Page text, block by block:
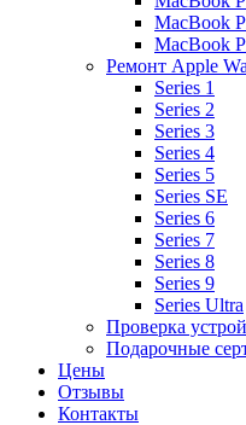
MacBook
MacBook
Ремонт Apple
Series 1
Series 2
Series 3
Series 4
Series 5
Series SE
Series 6
Series 7
Series 8
Series 9
Series Ultra
Проверка
Подарочные
Цены
Отзывы
Контакты